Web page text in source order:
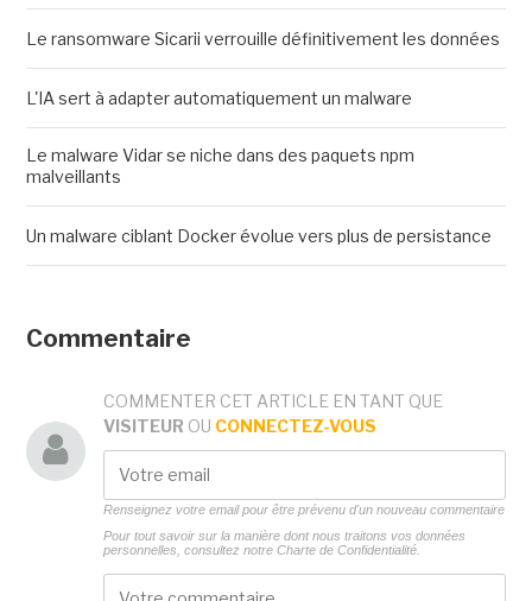
Le ransomware Sicarii verrouille définitivement les données
L'IA sert à adapter automatiquement un malware
Le malware Vidar se niche dans des paquets npm
malveillants
Un malware ciblant Docker évolue vers plus de persistance
Commentaire
COMMENTER CET ARTICLE EN TANT QUE
VISITEUR OU CONNECTEZ-VOUS
Renseignez votre email pour être prévenu d'un nouveau commentaire
Pour tout savoir sur la manière dont nous traitons vos données
personnelles, consultez notre Charte de Confidentialité.